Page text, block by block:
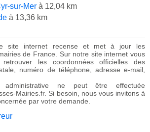
sur-Mer à 12,04 km
à 13,36 km
site internet recense et met à jour les
de France. Sur notre site internet vous
retrouver les coordonnées officielles des
numéro de téléphone, adresse e-mail,
administrative ne peut être effectuée
Mairies.fr. Si besoin, nous vous invitons à
par votre demande.